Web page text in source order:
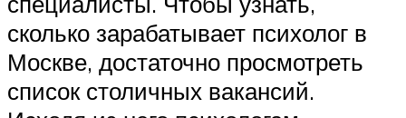
сколько зарабатывает психолог в
Москве, достаточно просмотреть
список столичных вакансий.